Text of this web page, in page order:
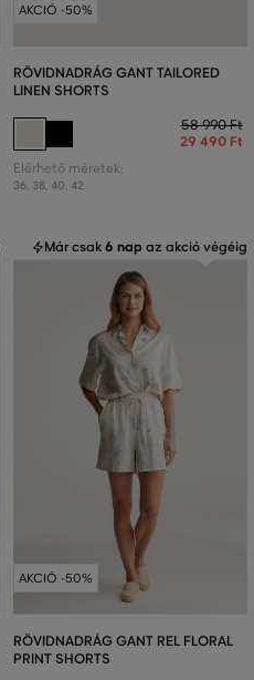
AKCIÓ -50%
RÖVIDNADRÁG GANT TAILORED
LINEN SHORTS
58 990 Ft
29 490 Ft
Elérhető méretek:
36, 38, 40, 42
Már csak6 nap az akció végéig
AKCIÓ -50%
RÖVIDNADRÁG GANT REL FLORAL
PRINT SHORTS